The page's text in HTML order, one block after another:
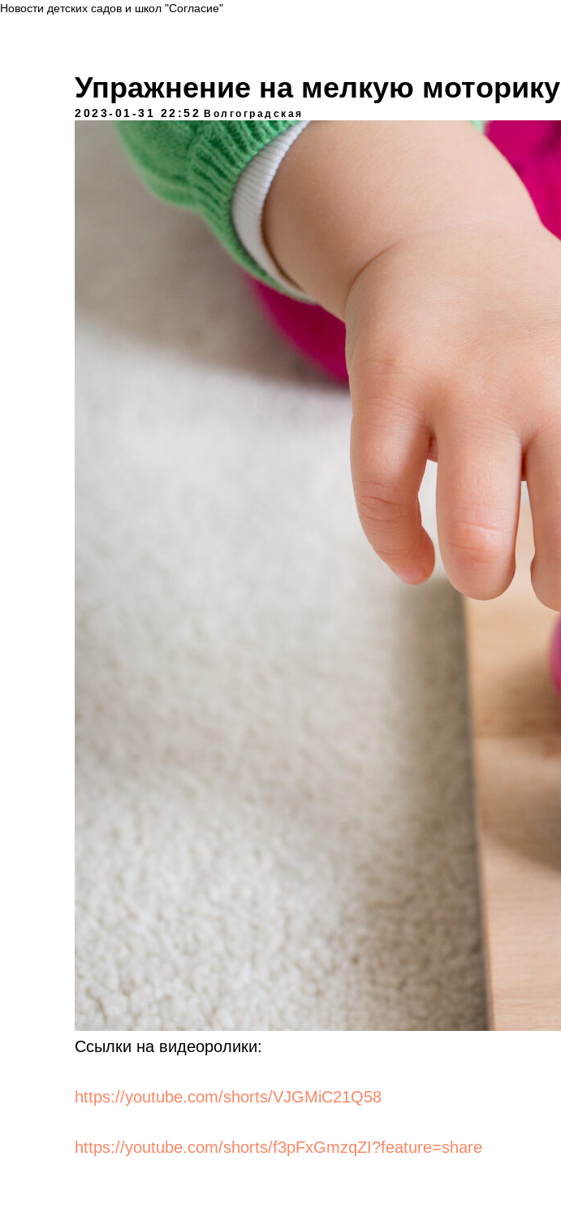
Новости детских садов и школ "Согласие"
Упражнение на мелкую моторику
2023-01-31 22:52 Волгоградская
Ссылки на видеоролики:
https://youtube.com/shorts/VJGMiC21Q58
https://youtube.com/shorts/f3pFxGmzqZI?feature=share